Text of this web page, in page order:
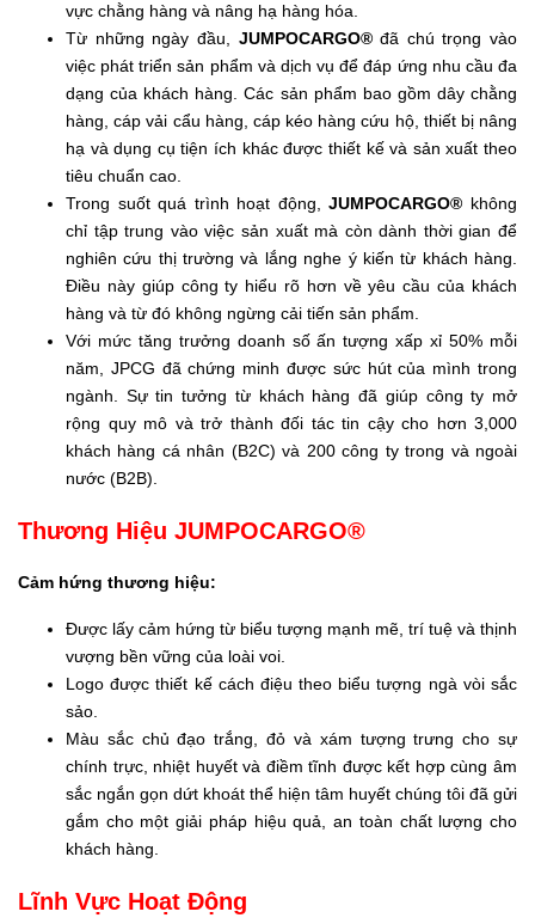
vực chằng hàng và nâng hạ hàng hóa.
Từ những ngày đầu, JUMPOCARGO®đã chú trọng vào
việc phát triển sản phẩm và dịch vụ để đáp ứng nhu cầu đa
dạng của khách hàng. Các sản phẩm bao gồm dây chằng
hàng, cáp vải cẩu hàng, cáp kéo hàng cứu hộ, thiết bị nâng
hạ và dụng cụ tiện ích khác được thiết kế và sản xuất theo
tiêu chuẩn cao.
Trong suốt quá trình hoạt động,JUMPOCARGO® không
chỉ tập trung vào việc sản xuất mà còn dành thời gian để
nghiên cứu thị trường và lắng nghe ý kiến từ khách hàng.
Điều này giúp công ty hiểu rõ hơn về yêu cầu của khách
hàng và từ đó không ngừng cải tiến sản phẩm.
Với mức tăng trưởng doanh số ấn tượng xấp xỉ 50% mỗi
năm, JPCG đã chứng minh được sức hút của mình trong
ngành. Sự tin tưởng từ khách hàng đã giúp công ty mở
rộng quy mô và trở thành đối tác tin cậy cho hơn 3,000
khách hàng cá nhân (B2C) và 200 công ty trong và ngoài
nước (B2B).
Thương Hiệu JUMPOCARGO®
Cảm hứng thương hiệu:
Được lấy cảm hứng từ biểu tượng mạnh mẽ, trí tuệ và thịnh
vượng bền vững của loài voi.
Logo được thiết kế cách điệu theo biểu tượng ngà vòi sắc
sảo.
Màu sắc chủ đạo trắng, đỏ và xám tượng trưng cho sự
chính trực, nhiệt huyết và điềm tĩnh được kết hợp cùng âm
sắc ngắn gọn dứt khoát thể hiện tâm huyết chúng tôi đã gửi
gắm cho một giải pháp hiệu quả, an toàn chất lượng cho
khách hàng.
Lĩnh Vực Hoạt Động